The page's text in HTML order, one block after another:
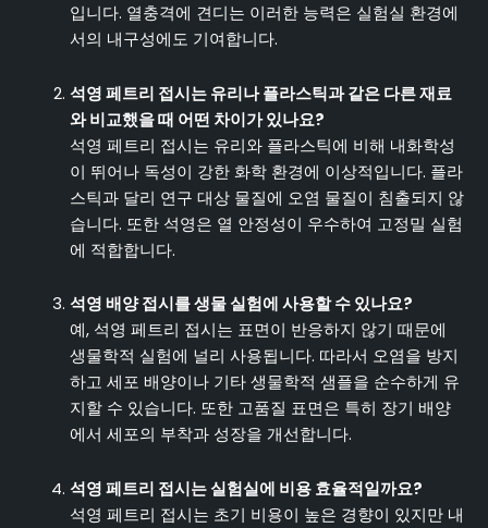
입니다. 열충격에 견디는 이러한 능력은 실험실 환경에
서의 내구성에도 기여합니다.
석영 페트리 접시는 유리나 플라스틱과 같은 다른 재료
와 비교했을 때 어떤 차이가 있나요?
석영 페트리 접시는 유리와 플라스틱에 비해 내화학성
이 뛰어나 독성이 강한 화학 환경에 이상적입니다. 플라
스틱과 달리 연구 대상 물질에 오염 물질이 침출되지 않
습니다. 또한 석영은 열 안정성이 우수하여 고정밀 실험
에 적합합니다.
석영 배양 접시를 생물 실험에 사용할 수 있나요?
예, 석영 페트리 접시는 표면이 반응하지 않기 때문에
생물학적 실험에 널리 사용됩니다. 따라서 오염을 방지
하고 세포 배양이나 기타 생물학적 샘플을 순수하게 유
지할 수 있습니다. 또한 고품질 표면은 특히 장기 배양
에서 세포의 부착과 성장을 개선합니다.
석영 페트리 접시는 실험실에 비용 효율적일까요?
석영 페트리 접시는 초기 비용이 높은 경향이 있지만 내